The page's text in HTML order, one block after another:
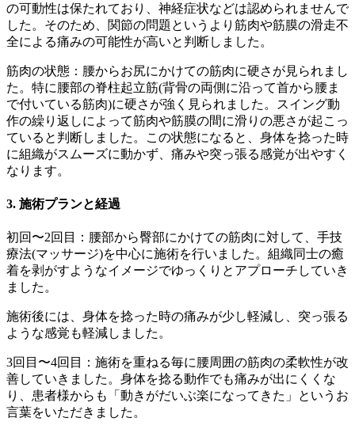
の可動性は保たれており、神経症状などは認められませんで
した。そのため、関節の問題というより筋肉や筋膜の滑走不
全による痛みの可能性が高いと判断しました。
筋肉の状態：腰からお尻にかけての筋肉に硬さが見られまし
た。特に腰部の脊柱起立筋(背骨の両側に沿って首から腰ま
で付いている筋肉)に硬さが強く見られました。スイング動
作の繰り返しによって筋肉や筋膜の間に滑りの悪さが起こっ
ていると判断しました。この状態になると、身体を捻った時
に組織がスムーズに動かず、痛みや突っ張る感覚が出やすく
なります。
3. 施術プランと経過
初回〜2回目：腰部から臀部にかけての筋肉に対して、手技
療法(マッサージ)を中心に施術を行いました。組織同士の癒
着を剥がすようなイメージでゆっくりとアプローチしていき
ました。
施術後には、身体を捻った時の痛みが少し軽減し、突っ張る
ような感覚も軽減しました。
3回目〜4回目：施術を重ねる毎に腰周囲の筋肉の柔軟性が改
善していきました。身体を捻る動作でも痛みが出にくくな
り、患者様からも「動きがだいぶ楽になってきた」というお
言葉をいただきました。